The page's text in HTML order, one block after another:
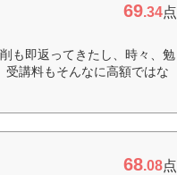
69.34点
も即返ってきたし、時々、勉
講料もそんなに高額ではな
68.08点